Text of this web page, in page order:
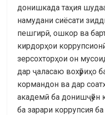
донишкада таҳия
намудани сиёсати
пешгирӣ, ошкор ва
кирдорҳои
зерсохторҳои он
дар ҷаласаю вохӯриҳо
кормандон ва дар
академӣ ба донишҷӯён
ба зарари коррупсия